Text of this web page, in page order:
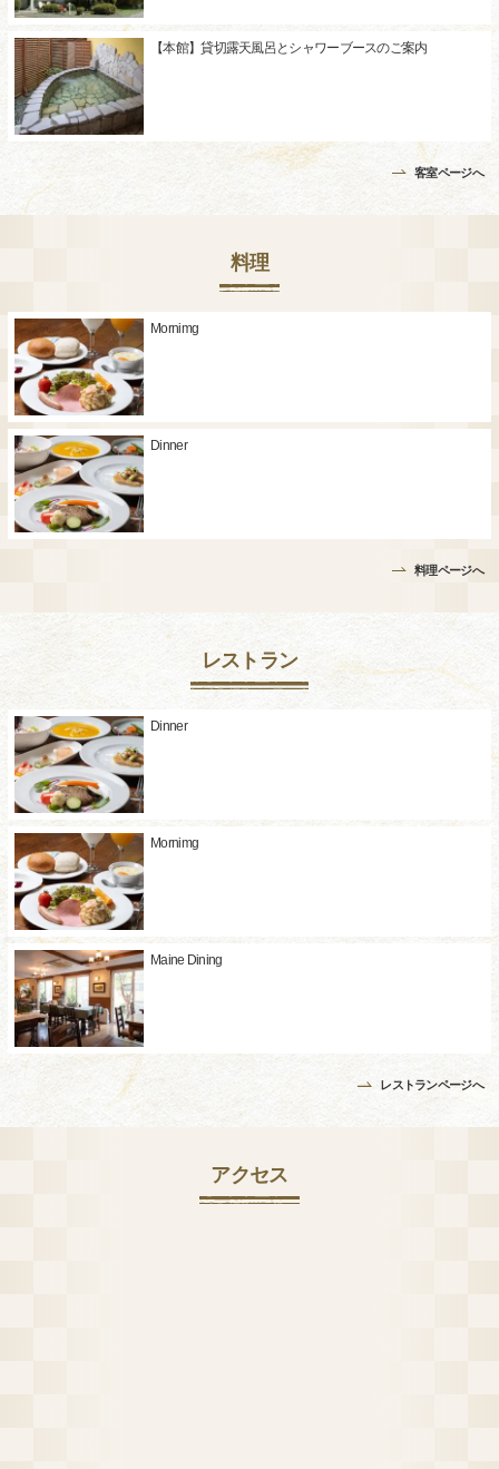
【本館】貸切露天風呂とシャワーブースのご案内
客室ページへ
料理
Mornimg
Dinner
料理ページへ
レストラン
Dinner
Mornimg
Maine Dining
レストランページへ
アクセス